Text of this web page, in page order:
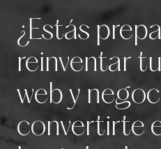
¿Estás
reinventar
web y
convertirte